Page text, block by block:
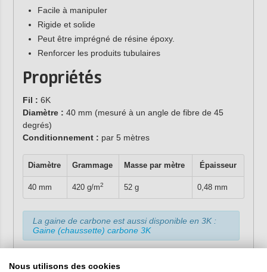
Facile à manipuler
Rigide et solide
Peut être imprégné de résine époxy.
Renforcer les produits tubulaires
Propriétés
Fil : 6K
Diamètre : 40 mm (mesuré à un angle de fibre de 45
degrés)
Conditionnement : par 5 mètres
Diamètre Grammage Masse par mètre Épaisseur
40 mm 420 g/m2 52 g 0,48 mm
La gaine de carbone est aussi disponible en 3K :
Gaine (chaussette) carbone 3K
Nous utilisons des cookies